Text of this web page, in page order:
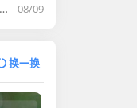
08/09
换一换